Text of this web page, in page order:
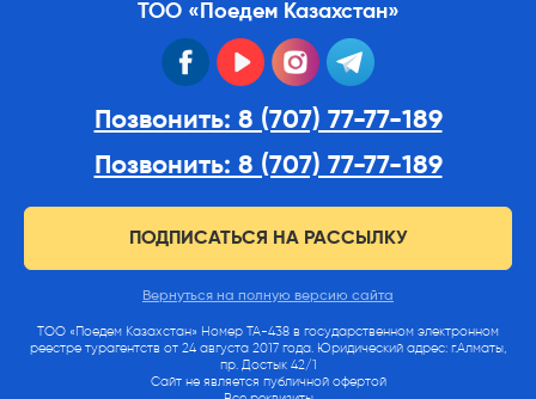
ТОО «Поедем Казахстан»
facebook youtube instagram
Позвонить: 8 (707) 77-77-189
Позвонить: 8 (707) 77-77-189
ПОДПИСАТЬСЯ НА РАССЫЛКУ
Вернуться на полную версию сайта
ТОО «Поедем Казахстан» Номер ТА-438 в государственном электронном
реестре турагентств от 24 августа 2017 года. Юридический адрес: г.Алматы,
пр. Достык 42/1
Сайт не является публичной офертой